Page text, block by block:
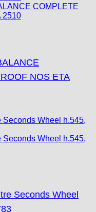
NOS ETA
Seconds Wheel